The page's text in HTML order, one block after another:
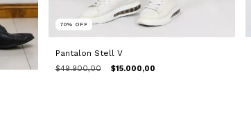
70% OFF
Pantalon Stell V
$49.900,00 $15.000,00